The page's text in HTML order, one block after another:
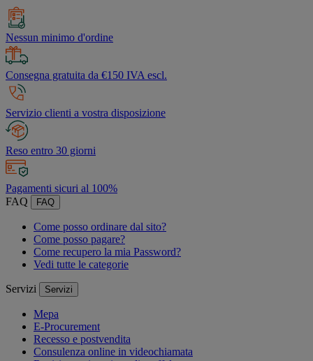
Nessun minimo d'ordine
Consegna gratuita da €150 IVA escl.
Servizio clienti a vostra disposizione
Reso entro 30 giorni
Pagamenti sicuri al 100%
FAQ
FAQ
Come posso ordinare dal sito?
Come posso pagare?
Come recupero la mia Password?
Vedi tutte le categorie
Servizi Servizi
Mepa
E-Procurement
Recesso e postvendita
Consulenza online in videochiamata